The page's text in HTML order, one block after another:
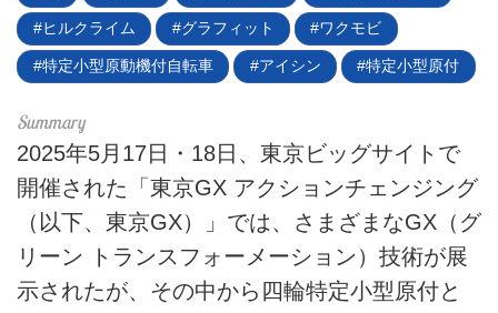
電動キックボード
ライフスタイル
このメディアについて
運営会社
利用規約
ヒルクライム グラフィット ワクモビ
特定小型原動機付自転車 アイシン 特定小型原付
2025年5月17日・18日、東京ビッグサイトで
開催された「東京GX アクションチェンジング
（以下、東京GX）」では、さまざまなGX（グ
リーン トランスフォーメーション）技術が展
示されたが、その中から四輪特定小型原付と